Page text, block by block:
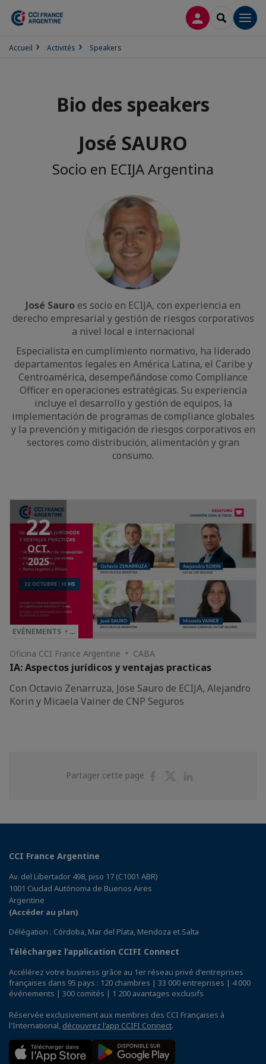
CONNEXION
Accueil Activités Speakers
Bio des speakers
José SAURO
Socio en ECIJA Argentina
José Sauro es socio en ECIJA, con experiencia en
derecho empresarial y gestión de riesgos corporativos
a nivel local e internacional
Especialista en cumplimiento normativo, ha liderado
departamentos legales en América Latina, el Caribe y
Centroamérica, desempeñándose como Compliance
Officer en operaciones estratégicas. Su experiencia
incluye el desarrollo y gestión de equipos, la
implementación de programas de compliance globales
y la prevención y mitigación de riesgos corporativos en
sectores como distribución, alimentación y gran
consumo.
22
OCT.
2025
EVÈNEMENTS • …
Oficina CCI France Argentine • CABA
IA: Aspectos jurídicos y ventajas practicas
Con Octavio Zenarruza, Jose Sauro de ECIJA, Alejandro
Korin y Micaela Vainer de CNP Seguros
Partager cette page
PartagerPartager
CCI France Argentine
Av. del Libertador 498, piso 17 (C1001 ABR)
1001 Ciudad Autónoma de Buenos Aires
Argentine
(Accéder au plan)
Délégation : Córdoba, Mar del Plata, Mendoza et Salta
Téléchargez l’application CCIFI Connect
Accélérez votre business grâce au 1er réseau privé d'entreprises
françaises dans 95 pays : 120 chambres | 33 000 entreprises | 4 000
événements | 300 comités | 1 200 avantages exclusifs
Réservée exclusivement aux membres des CCI Françaises à
l'International, découvrez l'app CCIFI Connect.